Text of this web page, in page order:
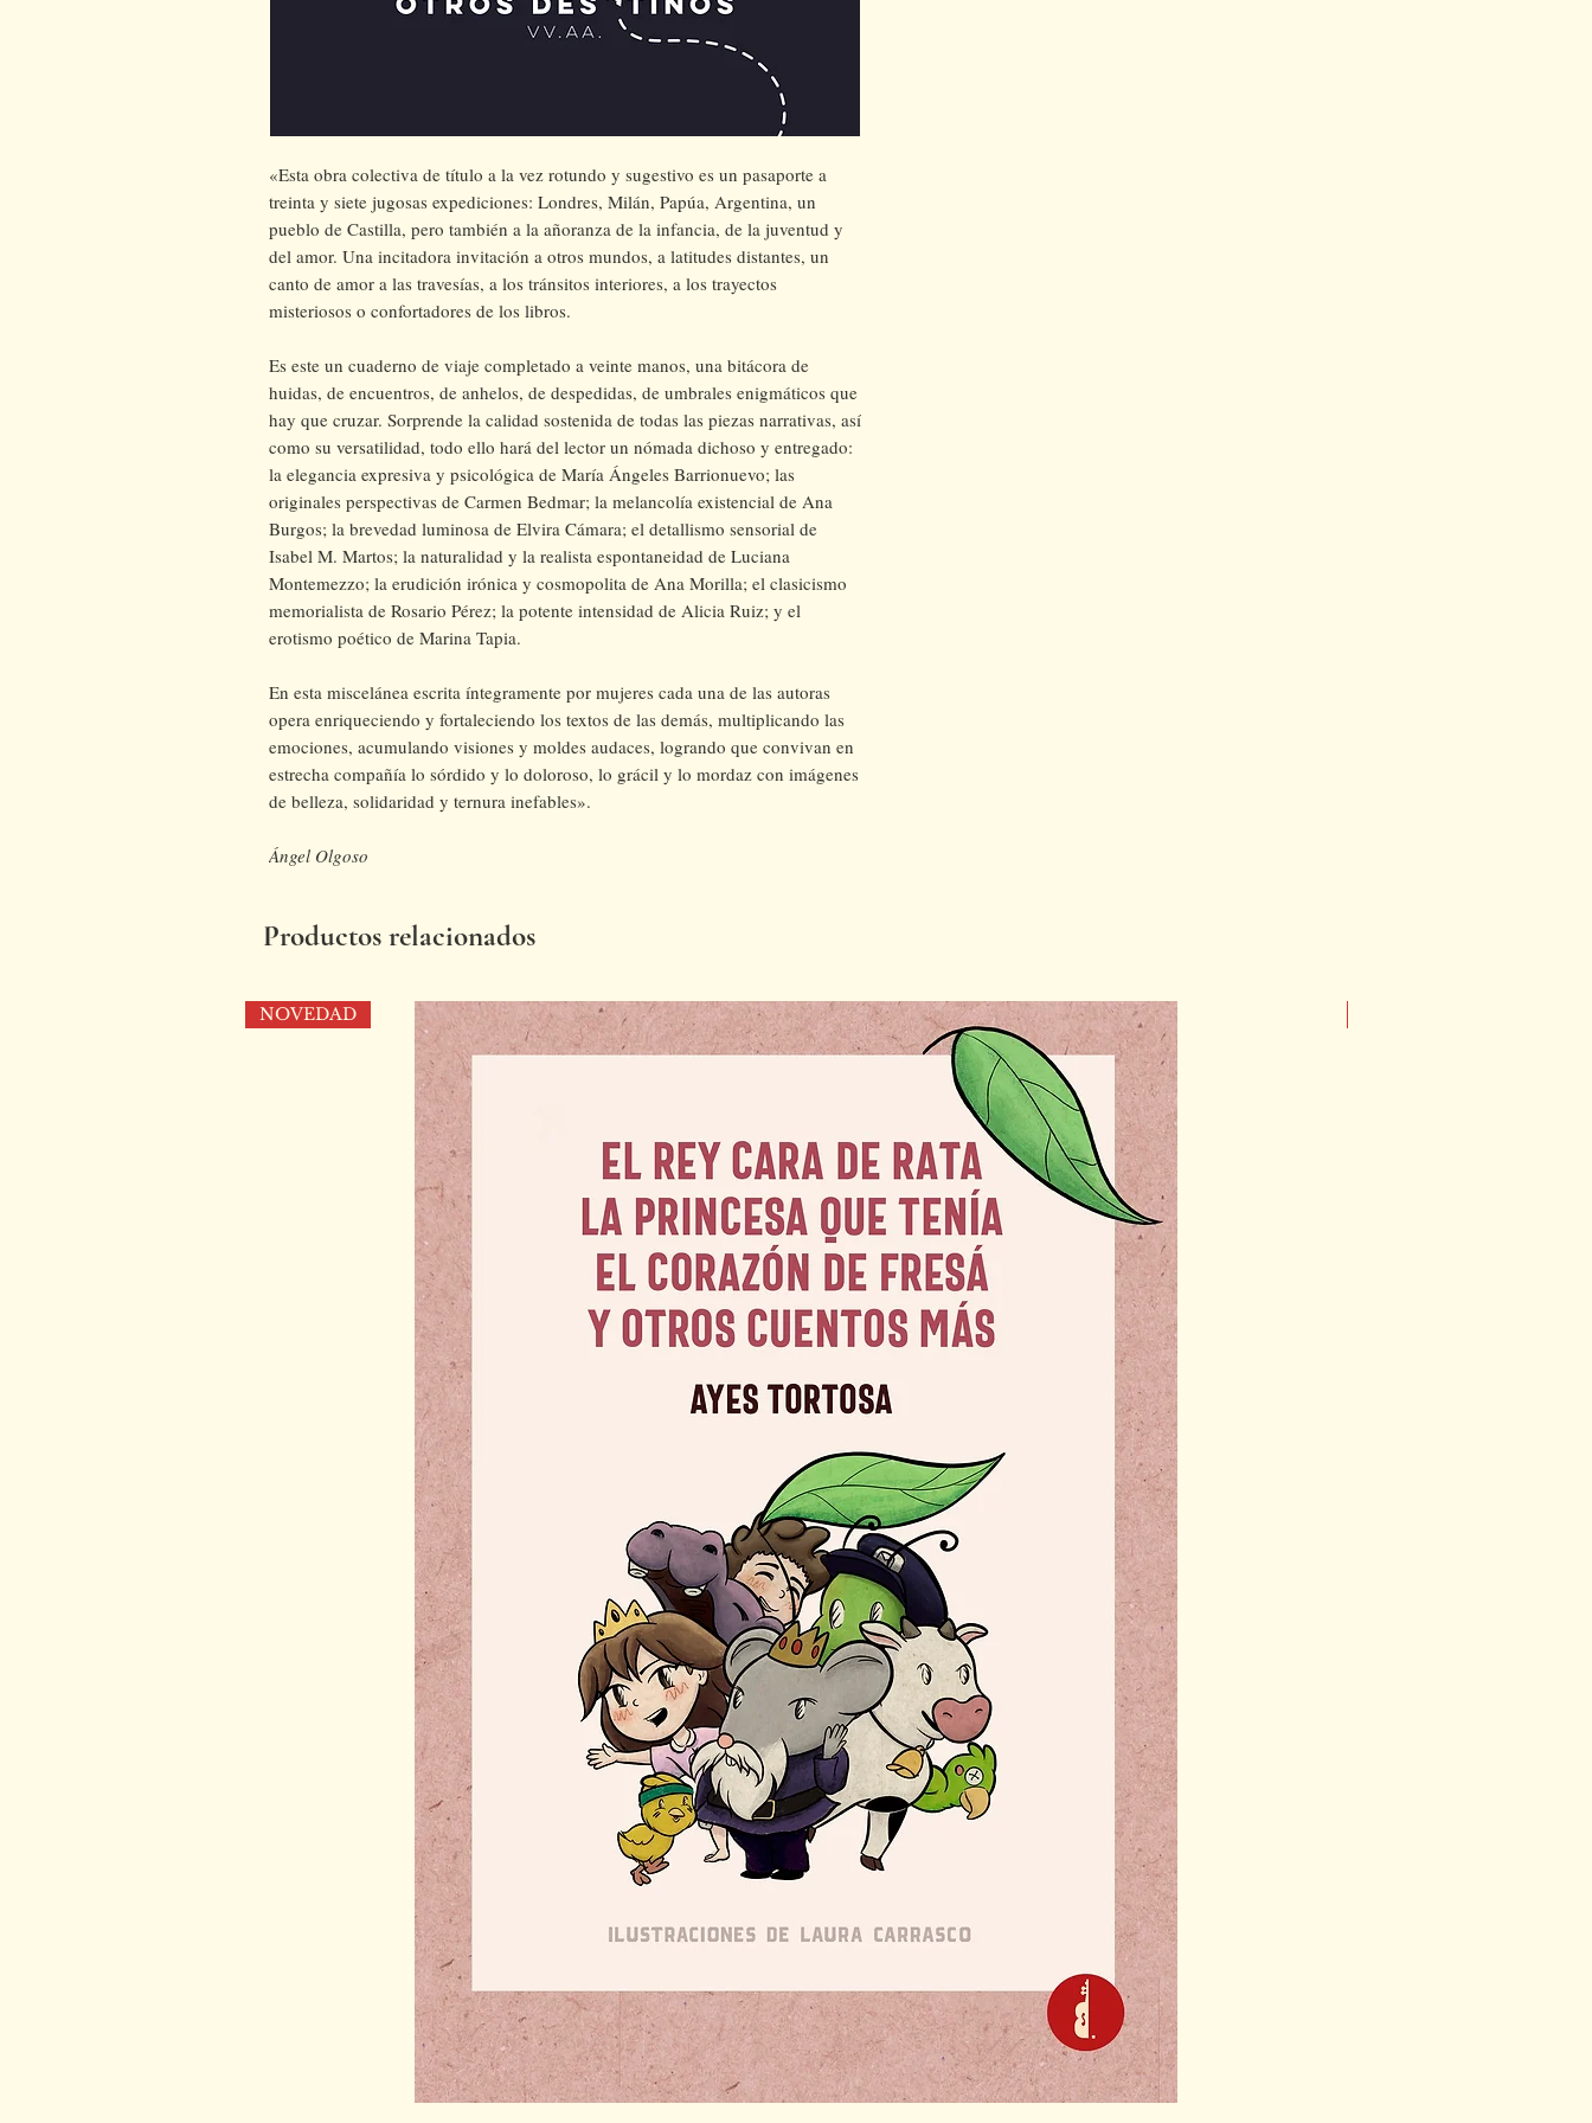
«Esta obra colectiva de título a la vez rotundo y sugestivo es un pasaporte a
treinta y siete jugosas expediciones: Londres, Milán, Papúa, Argentina, un
pueblo de Castilla, pero también a la añoranza de la infancia, de la juventud y
del amor. Una incitadora invitación a otros mundos, a latitudes distantes, un
canto de amor a las travesías, a los tránsitos interiores, a los trayectos
misteriosos o confortadores de los libros.
Es este un cuaderno de viaje completado a veinte manos, una bitácora de
huidas, de encuentros, de anhelos, de despedidas, de umbrales enigmáticos que
hay que cruzar. Sorprende la calidad sostenida de todas las piezas narrativas, así
como su versatilidad, todo ello hará del lector un nómada dichoso y entregado:
la elegancia expresiva y psicológica de María Ángeles Barrionuevo; las
originales perspectivas de Carmen Bedmar; la melancolía existencial de Ana
Burgos; la brevedad luminosa de Elvira Cámara; el detallismo sensorial de
Isabel M. Martos; la naturalidad y la realista espontaneidad de Luciana
Montemezzo; la erudición irónica y cosmopolita de Ana Morilla; el clasicismo
memorialista de Rosario Pérez; la potente intensidad de Alicia Ruiz; y el
erotismo poético de Marina Tapia.
En esta miscelánea escrita íntegramente por mujeres cada una de las autoras
opera enriqueciendo y fortaleciendo los textos de las demás, multiplicando las
emociones, acumulando visiones y moldes audaces, logrando que convivan en
estrecha compañía lo sórdido y lo doloroso, lo grácil y lo mordaz con imágenes
de belleza, solidaridad y ternura inefables».
Ángel Olgoso
Productos relacionados
NOVEDAD